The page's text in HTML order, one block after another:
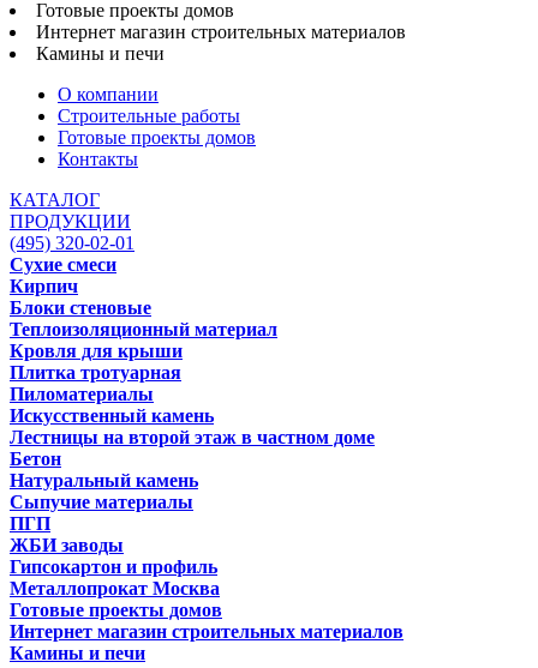
Готовые проекты домов
Интернет магазин строительных материалов
Камины и печи
О компании
Строительные работы
Готовые проекты домов
Контакты
КАТАЛОГ
ПРОДУКЦИИ
(495) 320-02-01
Сухие смеси
Кирпич
Блоки стеновые
Теплоизоляционный материал
Кровля для крыши
Плитка тротуарная
Пиломатериалы
Искусственный камень
Лестницы на второй этаж в частном доме
Бетон
Натуральный камень
Сыпучие материалы
ПГП
ЖБИ заводы
Гипсокартон и профиль
Металлопрокат Москва
Готовые проекты домов
Интернет магазин строительных материалов
Камины и печи